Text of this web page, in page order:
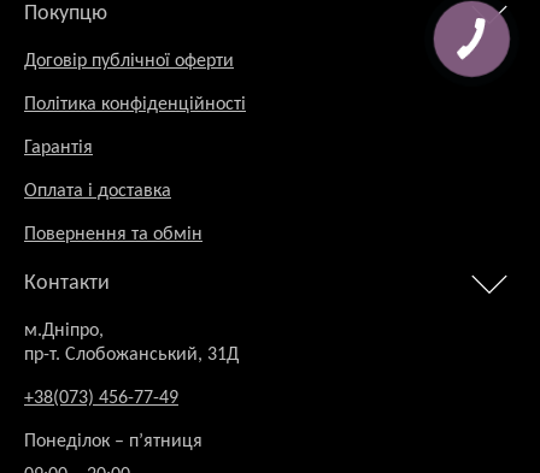
Покупцю
Договір публічної оферти
Політика конфіденційності
Гарантія
Оплата і доставка
Повернення та обмін
Контакти
м.Дніпро,
пр-т. Слобожанський, 31Д
+38(073) 456-77-49
Понеділок – п’ятниця